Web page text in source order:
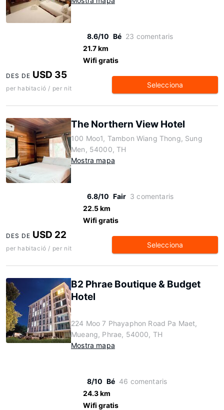
8.6/10 Bé 23 comentaris
21.7 km
Wifi gratis
DES DE USD 35
per habitació / per nit Selecciona
The Northern View Hotel
100 Moo1, Tambon Wiang Thong, Sung
Men, 54000, TH
Mostra mapa
6.8/10 Fair 3 comentaris
22.5 km
Wifi gratis
DES DE USD 22
per habitació / per nit Selecciona
B2 Phrae Boutique & Budget
Hotel
224 Moo 7 Phayaphon Road Pa Maet,
Mueang, Phrae, 54000, TH
Mostra mapa
8/10 Bé 46 comentaris
24.3 km
Wifi gratis